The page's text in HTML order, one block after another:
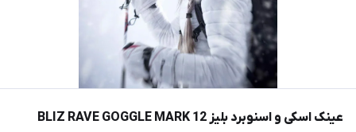
عینک اسکی و اسنوبرد بلیز BLIZ RAVE GOGGLE MARK 12